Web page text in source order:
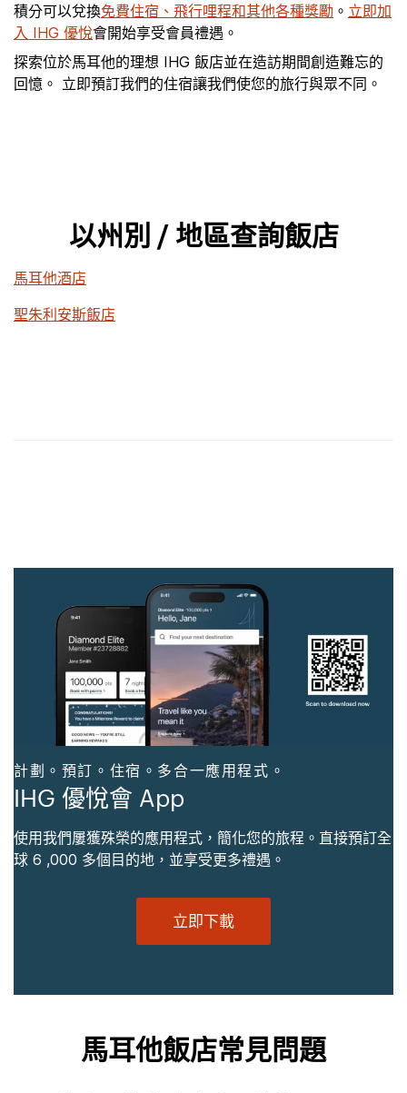
積分可以兌換免費住宿、飛行哩程和其他各種獎勵 。 立即加
入 IHG 優悅會開始享受會員禮遇。
探索位於馬耳他的理想 IHG 飯店並在造訪期間創造難忘的
回憶。 立即預訂我們的住宿讓我們使您的旅行與眾不同。
以州別 / 地區查詢飯店
馬耳他酒店
聖朱利安斯飯店
計劃。預訂。住宿。多合一應用程式。
IHG 優悅會 App
使用我們屢獲殊榮的應用程式，簡化您的旅程。直接預訂全
球 6 ,000 多個目的地，並享受更多禮遇。
立即下載
馬耳他飯店常見問題